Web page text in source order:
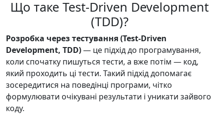
Що таке Test-Driven Development
(TDD)?
Розробка через тестування (Test-Driven
Development, TDD)— це підхід до програмування,
коли спочатку пишуться тести, а вже потім — код,
який проходить ці тести. Такий підхід допомагає
зосередитися на поведінці програми, чітко
формулювати очікувані результати і уникати зайвого
коду.